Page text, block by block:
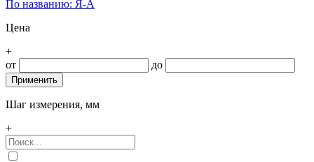
По названию: Я-А
Цена
+
от
до
Шаг измерения, мм
+